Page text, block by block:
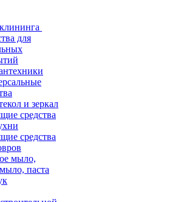
для
и зеркал
средства
средства
мыло,
паста